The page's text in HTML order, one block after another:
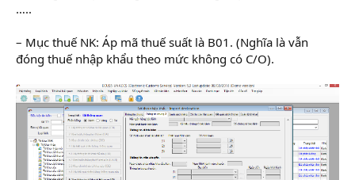
…..
– Mục thuế NK: Áp mã thuế suất là B01. (Nghĩa là vẫn
đóng thuế nhập khẩu theo mức không có C/O).